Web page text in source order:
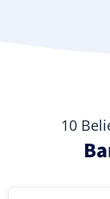
10